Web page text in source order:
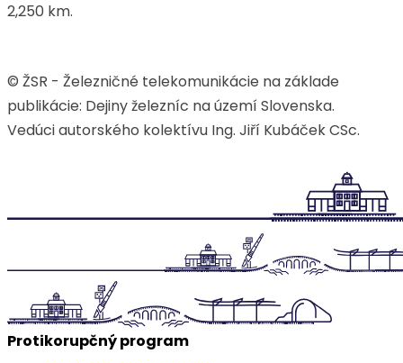
2,250 km.
© ŽSR - Železničné telekomunikácie na základe
publikácie: Dejiny železníc na území Slovenska.
Vedúci autorského kolektívu Ing. Jiří Kubáček CSc.
Protikorupčný program